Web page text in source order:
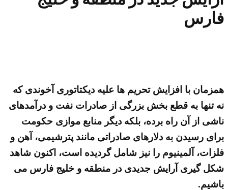
فارس
همزمان با افزایش تحریم ها علیه دیکتاتوری آخوندی که
نه تنها به قطع بخش بزرگی از صادرات نفت و درآمدهای
ناشی از آن راه برده، بلکه دیگر منابع موازی حکومت
برای رسیدن به دلارهای صادراتی مانند پترشیمی، آهن و
فلزات، آلمینیوم را نیز شامل گردیده است، اکنون شاهد
شکل گیری آرایش جدیدی در منطقه و خلیج فارس می
باشیم.